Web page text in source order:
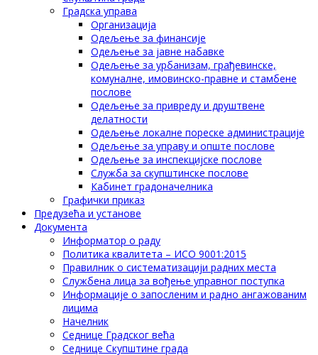
Градска управа
Организација
Одељење за финансије
Одељење за јавне набавке
Одељење за урбанизам, грађевинске,
комуналне, имовинско-правне и стамбене
послове
Одељење за привреду и друштвене
делатности
Одељење локалне пореске администрације
Одељење за управу и опште послове
Одељење за инспекцијске послове
Служба за скупштинске послове
Кабинет градоначелника
Графички приказ
Предузећа и установе
Документа
Информатор о раду
Политика квалитета – ИСО 9001:2015
Правилник о систематизацији радних места
Службена лица за вођење управног поступка
Информације о запосленим и радно ангажованим
лицима
Начелник
Седнице Градског већа
Седнице Скупштине града